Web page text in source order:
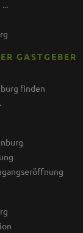
GASTGEBER
finden